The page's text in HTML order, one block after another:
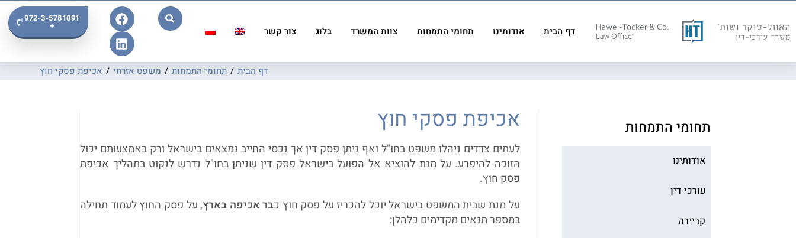
דף הבית אודותינו תחומי התמחות צוות המשרד בלוג צור קשר
972-3-5781091
+
דף הבית / תחומי התמחות / משפט אזרחי / אכיפת פסקי חוץ
אכיפת פסקי חוץ
לעתים צדדים ניהלו משפט בחו"ל ואף ניתן פסק דין אך נכסי החייב נמצאים בישראל ורק באמצעותם יכול
הזוכה להיפרע. על מנת להוציא אל הפועל בישראל פסק דין שניתן בחו"ל נדרש לנקוט בתהליך אכיפת
פסק חוץ.
על מנת שבית המשפט בישראל יוכל להכריז על פסק חוץ כבר אכיפה בארץ, על פסק החוץ לעמוד תחילה
במספר תנאים מקדימים כלהלן:
תחומי התמחות
אודותינו
עורכי דין
קריירה